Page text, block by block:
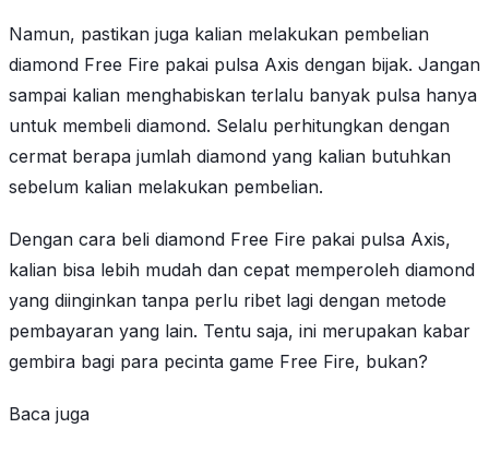
Namun, pastikan juga kalian melakukan pembelian
diamond Free Fire pakai pulsa Axis dengan bijak. Jangan
sampai kalian menghabiskan terlalu banyak pulsa hanya
untuk membeli diamond. Selalu perhitungkan dengan
cermat berapa jumlah diamond yang kalian butuhkan
sebelum kalian melakukan pembelian.
Dengan cara beli diamond Free Fire pakai pulsa Axis,
kalian bisa lebih mudah dan cepat memperoleh diamond
yang diinginkan tanpa perlu ribet lagi dengan metode
pembayaran yang lain. Tentu saja, ini merupakan kabar
gembira bagi para pecinta game Free Fire, bukan?
Baca juga